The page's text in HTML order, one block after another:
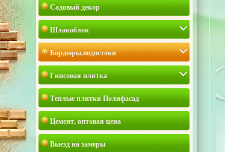
Садовый декор
Шлакоблок
Бордюры,водостоки
Гипсовая плитка
Теплые плитки Полифасад
Цемент, оптовая цена
Выезд на замеры